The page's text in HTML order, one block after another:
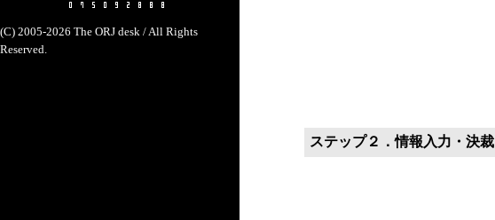
(C) 2005-2026 The ORJ desk / All Rights
Reserved.
ステップ２．情報入力・決裁